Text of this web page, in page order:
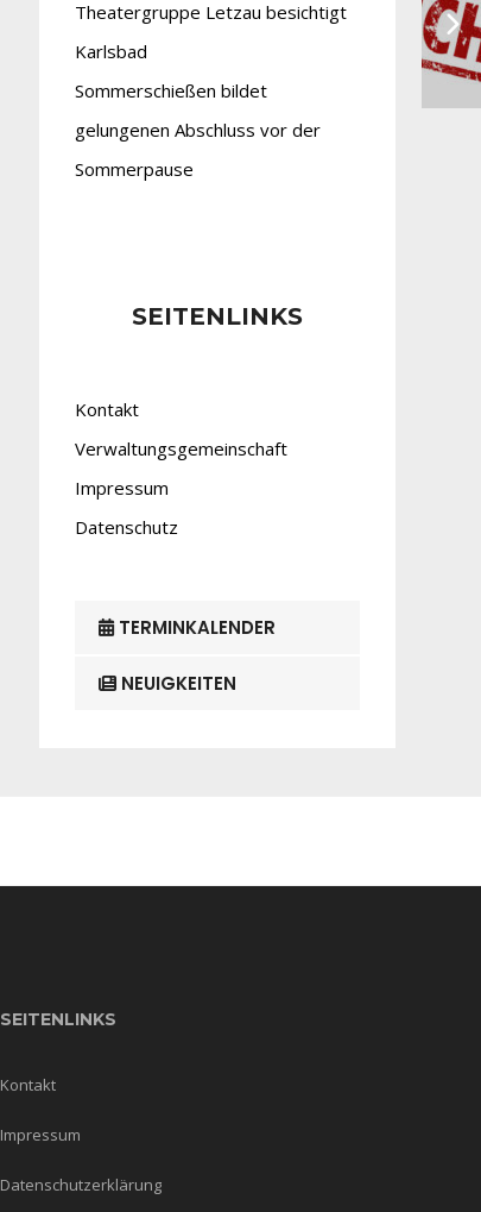
Theatergruppe Letzau besichtigt
Karlsbad
Sommerschießen bildet
gelungenen Abschluss vor der
Sommerpause
SEITENLINKS
Kontakt
Verwaltungsgemeinschaft
Impressum
Datenschutz
TERMINKALENDER
NEUIGKEITEN
SEITENLINKS
Kontakt
Impressum
Datenschutzerklärung